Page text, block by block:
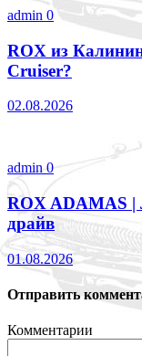
admin 0
ROX из
Cruiser?
02.08.2026
admin 0
ROX ADAMAS |
драйв
01.08.2026
Отправить
Комментарии